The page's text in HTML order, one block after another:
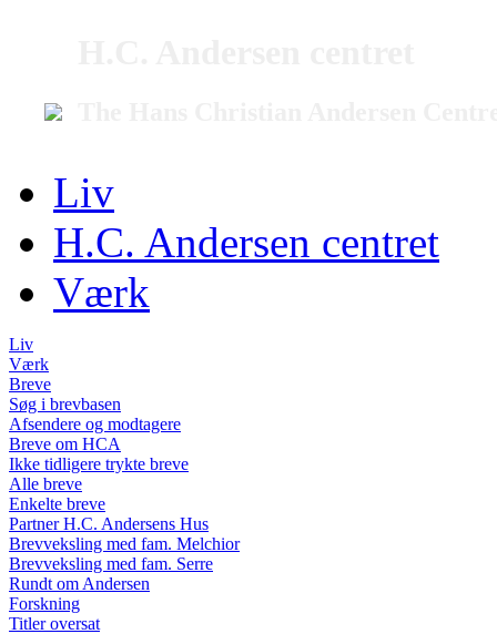
Liv
H.C. Andersen centret
Værk
Liv
Værk
Breve
Søg i brevbasen
Afsendere og modtagere
Breve om HCA
Ikke tidligere trykte breve
Alle breve
Enkelte breve
Partner H.C. Andersens Hus
Brevveksling med fam. Melchior
Brevveksling med fam. Serre
Rundt om Andersen
Forskning
Titler oversat